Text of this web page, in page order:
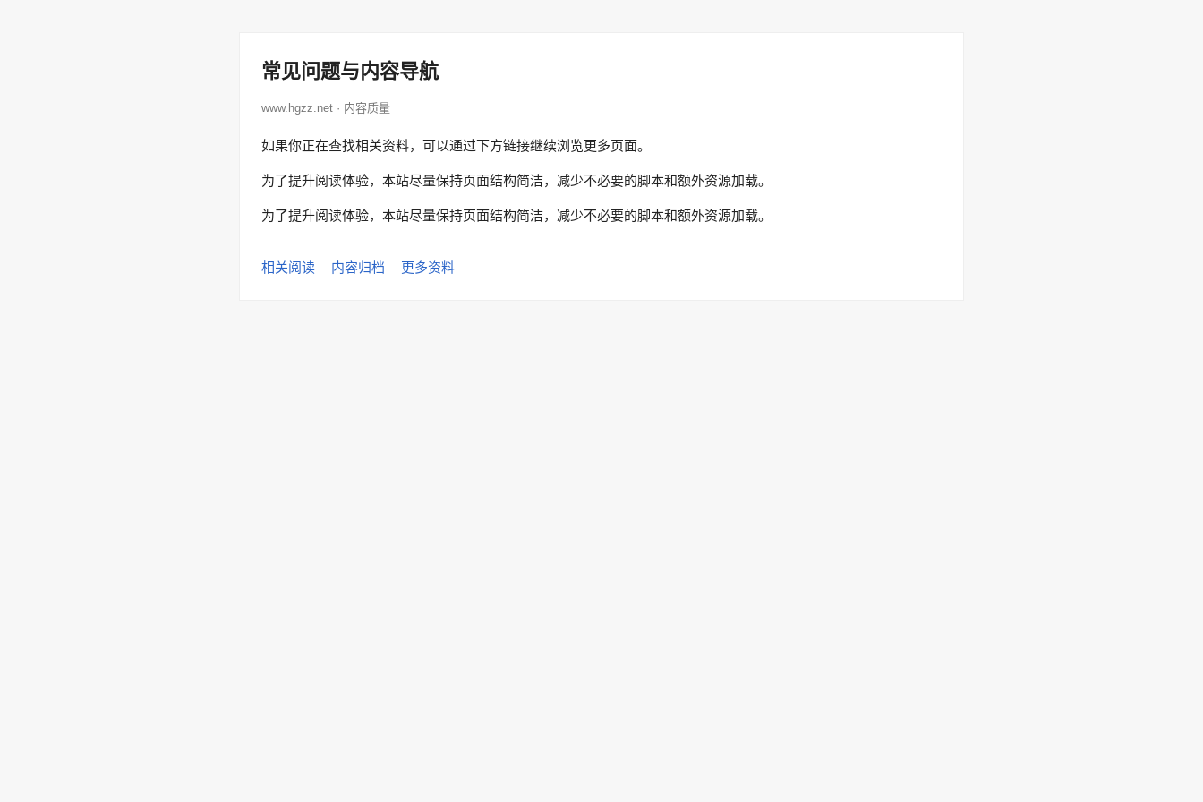
常见问题与内容导航
www.hgzz.net · 内容质量
如果你正在查找相关资料，可以通过下方链接继续浏览更多页面。
为了提升阅读体验，本站尽量保持页面结构简洁，减少不必要的脚本和额外资源加载。
为了提升阅读体验，本站尽量保持页面结构简洁，减少不必要的脚本和额外资源加载。
相关阅读 内容归档 更多资料